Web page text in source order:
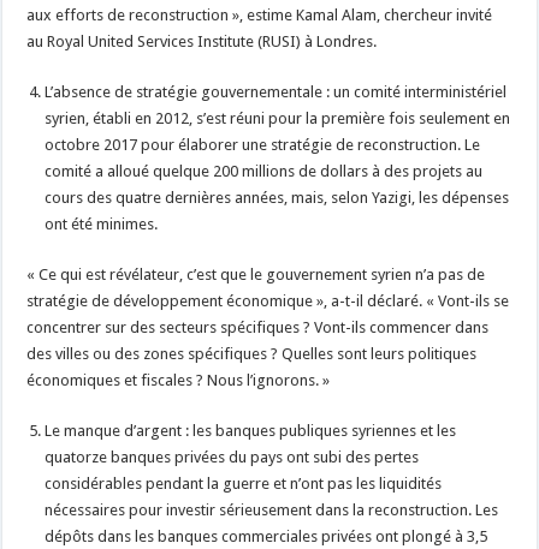
aux efforts de reconstruction », estime Kamal Alam, chercheur invité
au Royal United Services Institute (RUSI) à Londres.
L’absence de stratégie gouvernementale : un comité interministériel
syrien, établi en 2012, s’est réuni pour la première fois seulement en
octobre 2017 pour élaborer une stratégie de reconstruction. Le
comité a alloué quelque 200 millions de dollars à des projets au
cours des quatre dernières années, mais, selon Yazigi, les dépenses
ont été minimes.
« Ce qui est révélateur, c’est que le gouvernement syrien n’a pas de
stratégie de développement économique », a-t-il déclaré. « Vont-ils se
concentrer sur des secteurs spécifiques ? Vont-ils commencer dans
des villes ou des zones spécifiques ? Quelles sont leurs politiques
économiques et fiscales ? Nous l’ignorons. »
Le manque d’argent : les banques publiques syriennes et les
quatorze banques privées du pays ont subi des pertes
considérables pendant la guerre et n’ont pas les liquidités
nécessaires pour investir sérieusement dans la reconstruction. Les
dépôts dans les banques commerciales privées ont plongé à 3,5